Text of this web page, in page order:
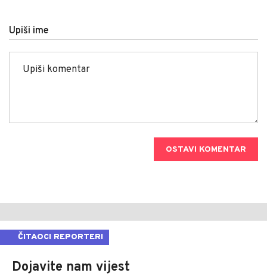
Upiši ime
OSTAVI KOMENTAR
ČITAOCI REPORTERI
Dojavite nam vijest